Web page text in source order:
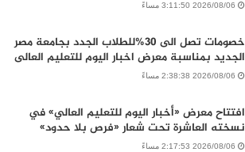
2026/08/06 3:11:50 مساءً
خصومات تصل الى 30%للطلاب الجدد بجامعة مصر
الجديد بمناسبة معرض اخبار اليوم للتعليم العالى
2026/08/06 2:38:38 مساءً
افتتاح معرض «أخبار اليوم للتعليم العالي» في
نسخته العاشرة تحت شعار «فرص بلا حدود»
2026/08/06 2:17:53 مساءً